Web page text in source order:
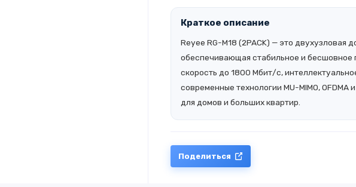
Краткое описание
Reyee RG-M18 (2PACK) — это двухузловая
обеспечивающая стабильное и бесшовное
скорость до 1800 Мбит/с,
современные технологии MU-MIMO,
для домов и больших квартир.
Поделиться